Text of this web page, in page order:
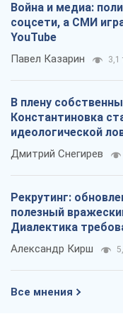
Война и медиа:
соцсети, а СМИ
YouTube
Павел Казарин 3,1
В плену
Константиновка
идеологической
российских
Дмитрий Снегирев
Рекрутинг:
полезный
Диалектика
Александр Кирш
Все мнения